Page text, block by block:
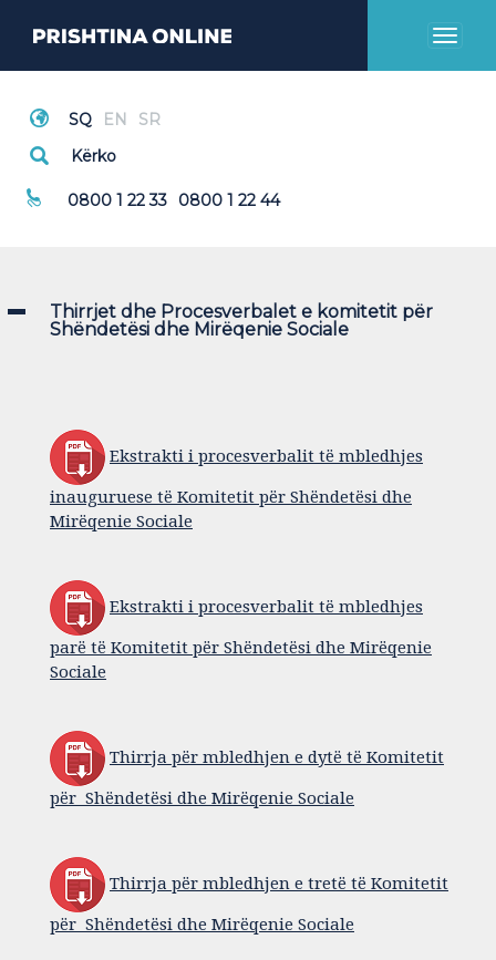
Toggle
Thirrje Emergjente
0800 1 22 33 0800 1 22 44
Thirrjet dhe Procesverbalet e komitetit për
Shëndetësi dhe Mirëqenie Sociale
Ekstrakti i procesverbalit të mbledhjes
inauguruese të Komitetit për Shëndetësi dhe
Mirëqenie Sociale
Ekstrakti i procesverbalit të mbledhjes
parë të Komitetit për Shëndetësi dhe Mirëqenie
Sociale
Thirrja për mbledhjen e dytë të Komitetit
për Shëndetësi dhe Mirëqenie Sociale
Thirrja për mbledhjen e tretë të Komitetit
për Shëndetësi dhe Mirëqenie Sociale